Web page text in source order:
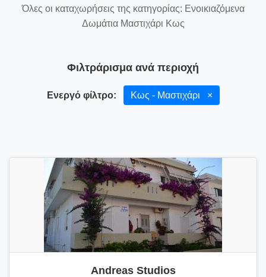
Όλες οι καταχωρήσεις της κατηγορίας: Ενοικιαζόμενα
Δωμάτια Μαστιχάρι Κως
Φιλτράρισμα ανά περιοχή
Ενεργό φίλτρο: Κως - Μαστιχάρι ×
Andreas Studios